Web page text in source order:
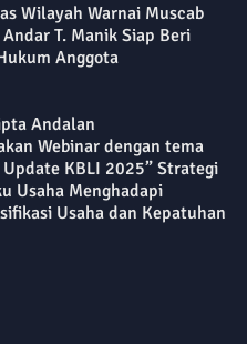
Wilayah Warnai Muscab
T. Manik Siap Beri
Anggota
Andalan
Webinar dengan tema
Update KBLI 2025” Strategi
Usaha Menghadapi
Usaha dan Kepatuhan